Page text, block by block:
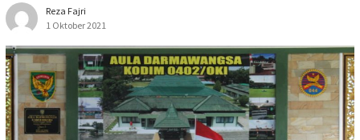
Reza Fajri
1 Oktober 2021